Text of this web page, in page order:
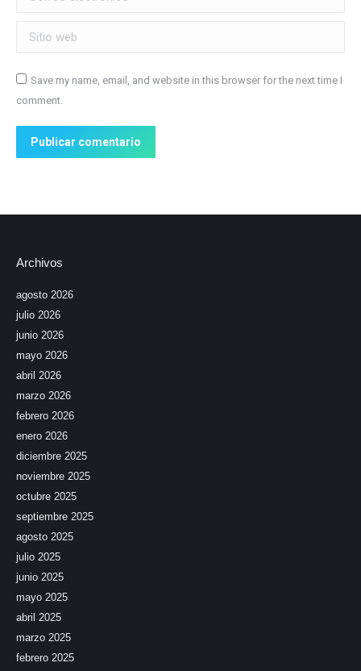
Sitio web
Save my name, email, and website in this browser for the next time I
comment.
Publicar comentario
Archivos
agosto 2026
julio 2026
junio 2026
mayo 2026
abril 2026
marzo 2026
febrero 2026
enero 2026
diciembre 2025
noviembre 2025
octubre 2025
septiembre 2025
agosto 2025
julio 2025
junio 2025
mayo 2025
abril 2025
marzo 2025
febrero 2025